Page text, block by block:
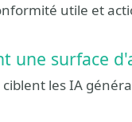
utile et
une surface
les IA